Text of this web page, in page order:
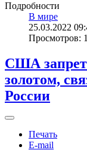
Подробности
В мире
25.03.2022
Просмотров:
США
золотом,
России
Печать
E-mail